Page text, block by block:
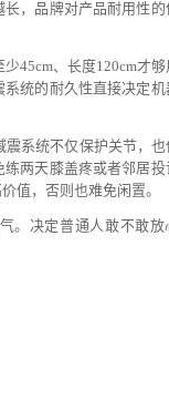
，品牌对产品耐用性的
45cm、长度120cm才够
统的耐久性直接决定机
震系统不仅保护关节，也
两天膝盖疼或者邻居投
值，否则也难免闲置。
。决定普通人敢不敢放